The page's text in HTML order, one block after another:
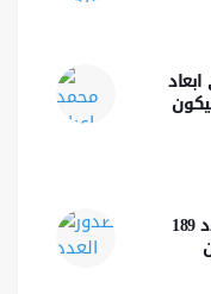
صدور العدد 648 القسم العربي والعدد 189